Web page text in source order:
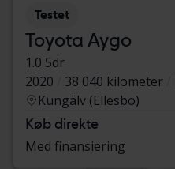
Testet
Toyota Aygo
1.0 5dr
2020
38 040 kilometer
Kungälv (Ellesbo)
Køb direkte
Med finansiering